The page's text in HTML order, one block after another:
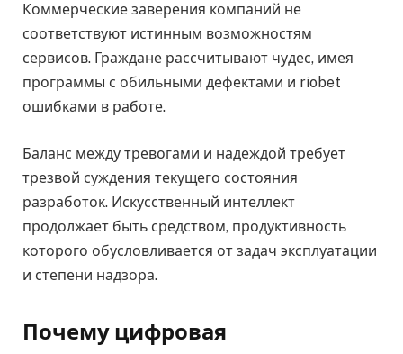
Коммерческие заверения компаний не
соответствуют истинным возможностям
сервисов. Граждане рассчитывают чудес, имея
программы с обильными дефектами и riobet
ошибками в работе.
Баланс между тревогами и надеждой требует
трезвой суждения текущего состояния
разработок. Искусственный интеллект
продолжает быть средством, продуктивность
которого обусловливается от задач эксплуатации
и степени надзора.
Почему цифровая